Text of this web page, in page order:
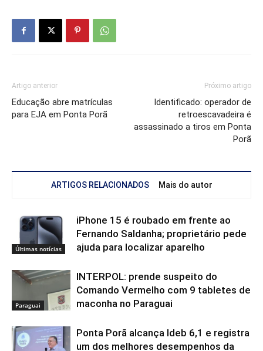
Artigo anterior
Educação abre matrículas
para EJA em Ponta Porã
Próximo artigo
Identificado: operador de
retroescavadeira é
assassinado a tiros em Ponta
Porã
ARTIGOS RELACIONADOS Mais do autor
Últimas notícias
iPhone 15 é roubado em frente ao
Fernando Saldanha; proprietário pede
ajuda para localizar aparelho
Paraguai
INTERPOL: prende suspeito do
Comando Vermelho com 9 tabletes de
maconha no Paraguai
Ponta Porã alcança Ideb 6,1 e registra
um dos melhores desempenhos da